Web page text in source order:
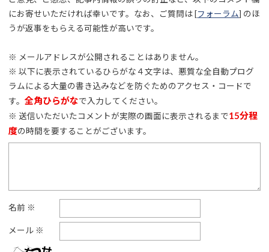
にお寄せいただければ幸いです。なお、ご質問は [フォーラム] のほ
うが返事をもらえる可能性が高いです。
※ メールアドレスが公開されることはありません。
※ 以下に表示されているひらがな４文字は、悪質な全自動プログ
ラムによる大量の書き込みなどを防ぐためのアクセス・コードで
す。全角ひらがなで入力してください。
※ 送信いただいたコメントが実際の画面に表示されるまで15分程
度の時間を要することがございます。
名前 ※
メール ※